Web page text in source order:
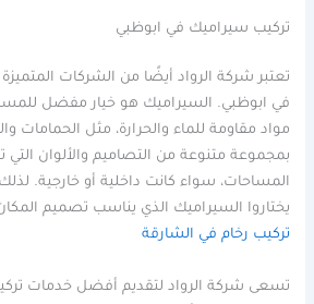
تركيب سيراميك في ابوظبي
تعتبر شركة الرواد أيضًا من الشركات
في ابوظبي. السيراميك هو خيار مفضل
مواد مقاومة للماء والحرارة، مثل الحمامات
بمجموعة متنوعة من التصاميم والألوان التي
المساحات، سواء كانت داخلية أو خارجية.
يختاروا السيراميك الذي يناسب تصميم المكان
تركيب رخام في الشارقة
تسعى شركة الرواد لتقديم أفضل خدمات